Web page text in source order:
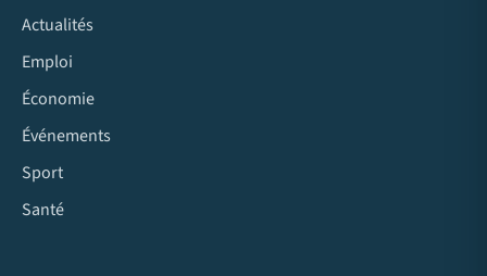
Actualités
Emploi
Économie
Événements
Sport
Santé